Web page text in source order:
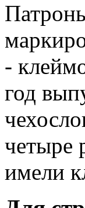
-
год
четыре
имели